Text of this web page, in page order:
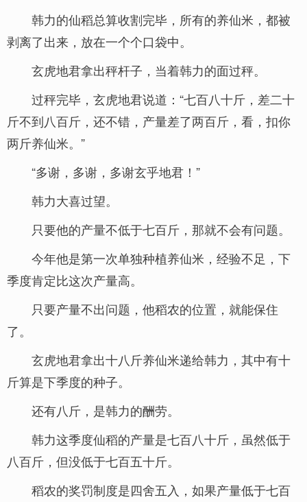
韩力的仙稻总算收割完毕，所有的养仙米，都被
剥离了出来，放在一个个口袋中。
玄虎地君拿出秤杆子，当着韩力的面过秤。
过秤完毕，玄虎地君说道：“七百八十斤，差二十
斤不到八百斤，还不错，产量差了两百斤，看，扣你
两斤养仙米。”
“多谢，多谢，多谢玄乎地君！”
韩力大喜过望。
只要他的产量不低于七百斤，那就不会有问题。
今年他是第一次单独种植养仙米，经验不足，下
季度肯定比这次产量高。
只要产量不出问题，他稻农的位置，就能保住
了。
玄虎地君拿出十八斤养仙米递给韩力，其中有十
斤算是下季度的种子。
还有八斤，是韩力的酬劳。
韩力这季度仙稻的产量是七百八十斤，虽然低于
八百斤，但没低于七百五十斤。
稻农的奖罚制度是四舍五入，如果产量低于七百